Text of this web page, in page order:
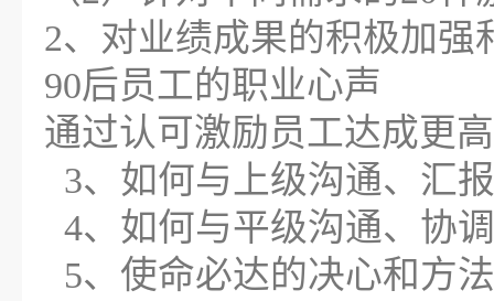
2、对业绩成果的积极加强
90后员工的职业心声
通过认可激励员工达成更
3、如何与上级沟通、汇报
4、如何与平级沟通、协调
5、使命必达的决心和方法